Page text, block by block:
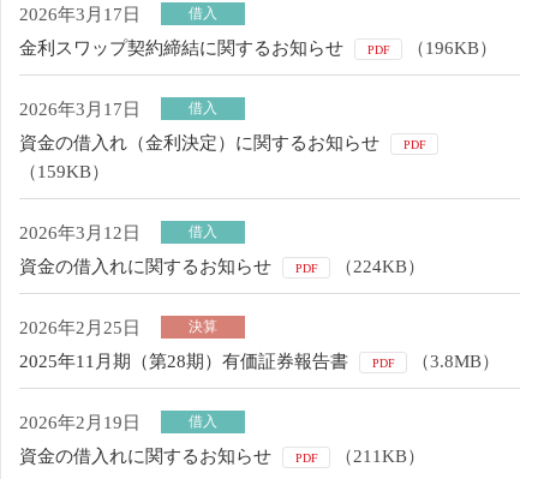
2026年3月17日 借入
金利スワップ契約締結に関するお知らせ PDF （196KB）
2026年3月17日 借入
資金の借入れ（金利決定）に関するお知らせ PDF
（159KB）
2026年3月12日 借入
資金の借入れに関するお知らせ PDF （224KB）
2026年2月25日 決算
2025年11月期（第28期）有価証券報告書 PDF （3.8MB）
2026年2月19日 借入
資金の借入れに関するお知らせ PDF （211KB）